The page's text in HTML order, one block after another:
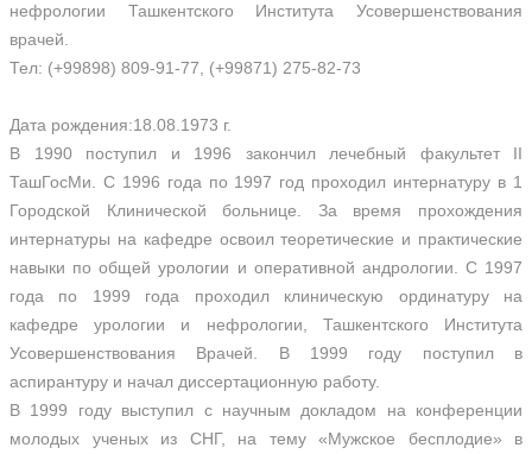
нефрологии Ташкентского Института Усовершенствования
врачей.
Тел: (+99898) 809-91-77, (+99871) 275-82-73
Дата рождения:18.08.1973 г.
В 1990 поступил и 1996 закончил лечебный факультет II
ТашГосМи. С 1996 года по 1997 год проходил интернатуру в 1
Городской Клинической больнице. За время прохождения
интернатуры на кафедре освоил теоретические и практические
навыки по общей урологии и оперативной андрологии. С 1997
года по 1999 года проходил клиническую ординатуру на
кафедре урологии и нефрологии, Ташкентского Института
Усовершенствования Врачей. В 1999 году поступил в
аспирантуру и начал диссертационную работу.
В 1999 году выступил с научным докладом на конференции
молодых ученых из СНГ, на тему «Мужское бесплодие» в